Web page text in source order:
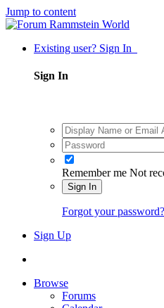
Jump to content
Existing user? Sign In
Sign In
Remember me Not
Sign In
Forgot your password?
Sign Up
Browse
Forums